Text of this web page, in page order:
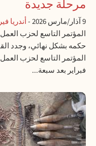
مرحلة جديدة
9 آذار/مارس 2026 -أندريا
المؤتمر التاسع لحزب
حكمه بشكل نهائي، وجدد
فبراير بعد سبعة...